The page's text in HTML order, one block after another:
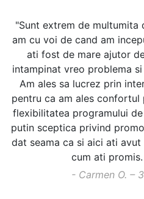
"Sunt extrem de multumita
am cu voi de cand am
ati fost de mare ajutor
intampinat vreo problema
Am ales sa lucrez prin
pentru ca am ales
flexibilitatea programului
putin sceptica privind
dat seama ca si aici ati
cum ati
- Carmen O. –